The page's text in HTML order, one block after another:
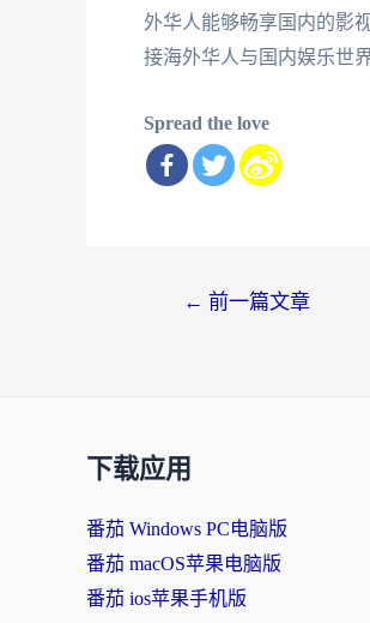
外华人能够畅享国内的影
接海外华人与国内娱乐世
Spread the love
← 前一篇文章
下载应用
番茄 Windows PC电脑版
番茄 macOS苹果电脑版
番茄 ios苹果手机版